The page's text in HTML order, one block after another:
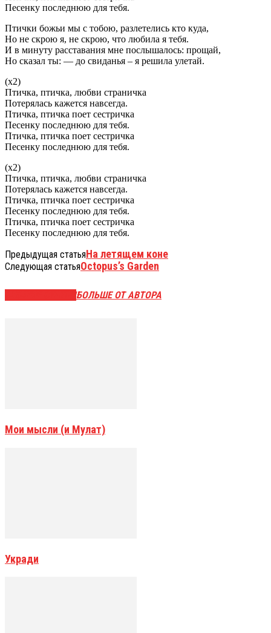
Песенку последнюю для тебя.
Птички божьи мы с тобою, разлетелись кто куда,
Но не скрою я, не скрою, что любила я тебя.
И в минуту расставания мне послышалось: прощай,
Но сказал ты: — до свиданья – я решила улетай.
(х2)
Птичка, птичка, любви страничка
Потерялась кажется навсегда.
Птичка, птичка поет сестричка
Песенку последнюю для тебя.
Птичка, птичка поет сестричка
Песенку последнюю для тебя.
(х2)
Птичка, птичка, любви страничка
Потерялась кажется навсегда.
Птичка, птичка поет сестричка
Песенку последнюю для тебя.
Птичка, птичка поет сестричка
Песенку последнюю для тебя.
Предыдущая статьяНа летящем коне
Следующая статьяOctopus’s Garden
БОЛЬШЕ ОТ АВТОРА
Мои мысли (и Мулат)
Укради